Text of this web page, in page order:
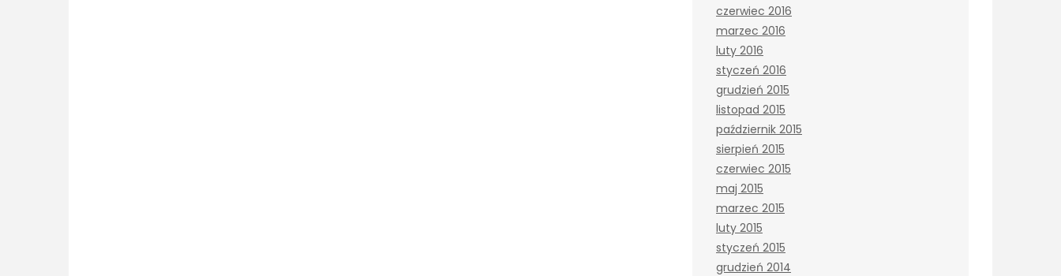
czerwiec 2016
marzec 2016
luty 2016
styczeń 2016
grudzień 2015
listopad 2015
październik 2015
sierpień 2015
czerwiec 2015
maj 2015
marzec 2015
luty 2015
styczeń 2015
grudzień 2014